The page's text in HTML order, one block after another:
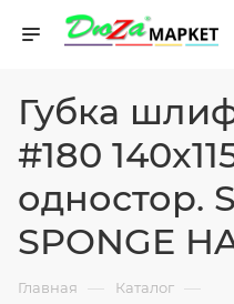
Губка
#180
одностор.
SPONGE
Главная — Каталог —